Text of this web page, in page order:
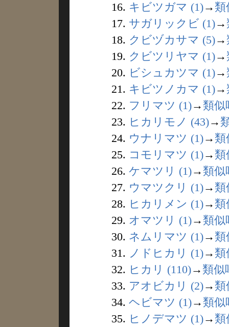
16. キビツガマ (1)→ 類
17. サガリックビ (1)→
18. クビヅカサマ (5)→
19. クビツリヤマ (1)→
20. ビシュカツマ (1)→
21. キビツノカマ (1)→
22. フリマツ (1)→ 類似
23. ヒカリモノ (43)→
24. ウナリマツ (1)→ 類
25. コモリマツ (1)→ 類
26. ケマツリ (1)→ 類似
27. ウマツクリ (1)→ 類
28. ヒカリメン (1)→ 類
29. オマツリ (1)→ 類似
30. ネムリマツ (1)→ 類
31. ノドヒカリ (1)→ 類
32. ヒカリ (110)→ 類似
33. アオビカリ (2)→ 類
34. ヘビマツ (1)→ 類似
35. ヒノデマツ (1)→ 類